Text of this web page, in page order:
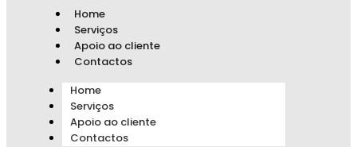
Home
Serviços
Apoio ao cliente
Contactos
Home
Serviços
Apoio ao cliente
Contactos